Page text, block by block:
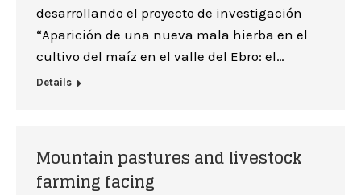
desarrollando el proyecto de investigación
“Aparición de una nueva mala hierba en el
cultivo del maíz en el valle del Ebro: el…
Details
Mountain pastures and livestock
farming facing